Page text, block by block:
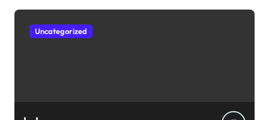
Uncategorized